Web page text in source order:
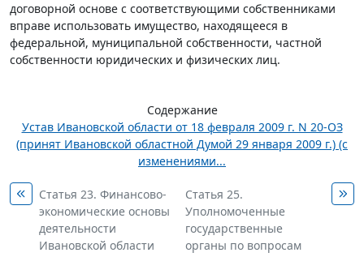
договорной основе с соответствующими собственниками
вправе использовать имущество, находящееся в
федеральной, муниципальной собственности, частной
собственности юридических и физических лиц.
Содержание
Устав Ивановской области от 18 февраля 2009 г. N 20-ОЗ
(принят Ивановской областной Думой 29 января 2009 г.) (с
изменениями...
Статья 23. Финансово-
экономические основы
деятельности
Ивановской области
Статья 25.
Уполномоченные
государственные
органы по вопросам